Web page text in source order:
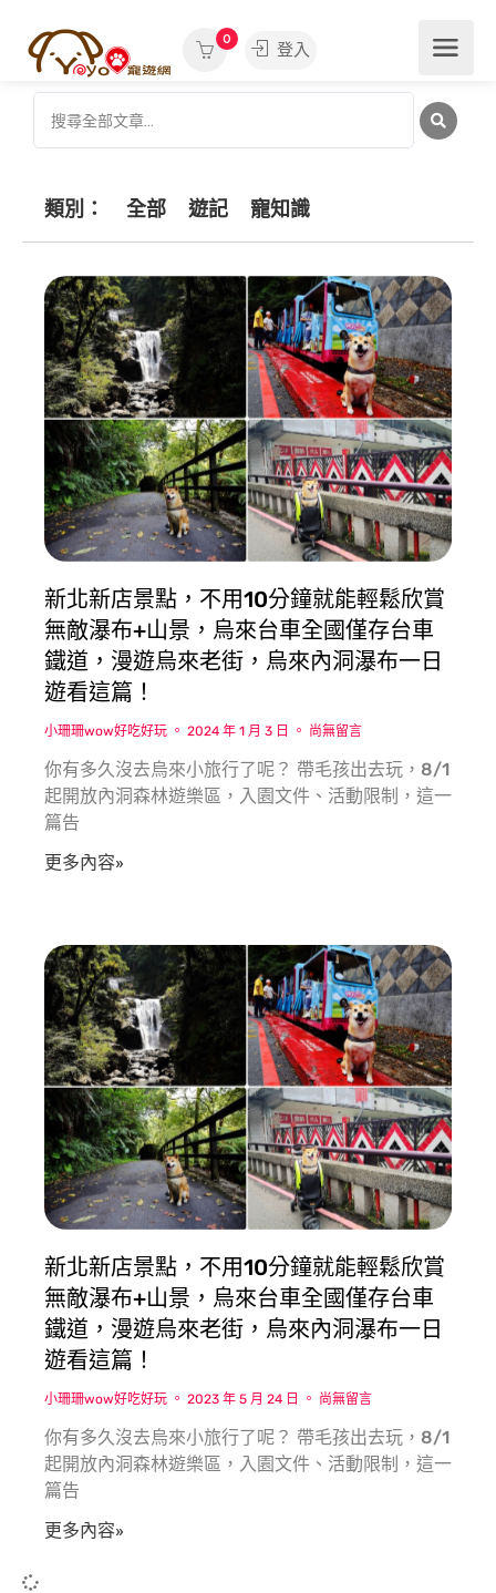
0
登入
類別： 全部 遊記 寵知識
新北新店景點，不用10分鐘就能輕鬆欣賞
無敵瀑布+山景，烏來台車全國僅存台車
鐵道，漫遊烏來老街，烏來內洞瀑布一日
遊看這篇！
小珊珊wow好吃好玩 2024 年 1 月 3 日 尚無留言
你有多久沒去烏來小旅行了呢？ 帶毛孩出去玩，8/1
起開放內洞森林遊樂區，入園文件、活動限制，這一
篇告
更多內容»
新北新店景點，不用10分鐘就能輕鬆欣賞
無敵瀑布+山景，烏來台車全國僅存台車
鐵道，漫遊烏來老街，烏來內洞瀑布一日
遊看這篇！
小珊珊wow好吃好玩 2023 年 5 月 24 日 尚無留言
你有多久沒去烏來小旅行了呢？ 帶毛孩出去玩，8/1
起開放內洞森林遊樂區，入園文件、活動限制，這一
篇告
更多內容»